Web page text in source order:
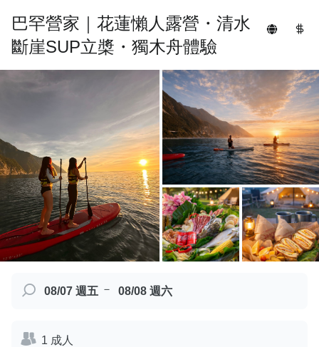
巴罕營家｜花蓮懶人露營・清水
斷崖SUP立槳・獨木舟體驗
08/07 週五 － 08/08 週六
1 成人